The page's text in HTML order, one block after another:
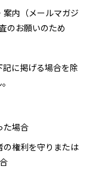
内（メールマガジ
のお願いのため
に掲げる場合を除
た場合
の権利を守りまたは